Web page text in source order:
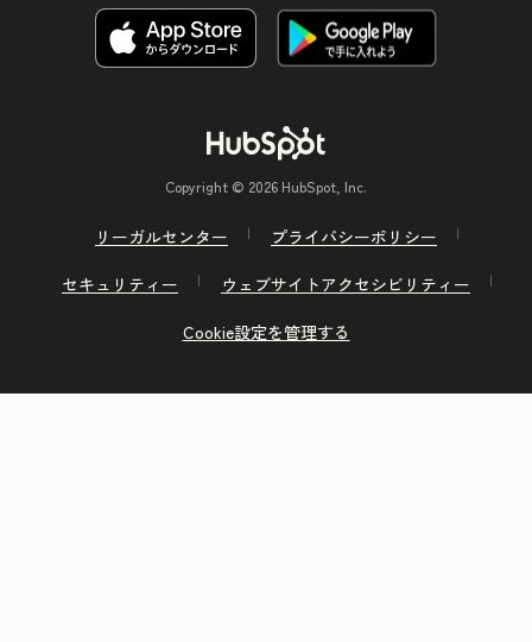
Copyright © 2026 HubSpot, Inc.
リーガルセンター
プライバシーポリシー
セキュリティー
ウェブサイトアクセシビリティー
Cookie設定を管理する